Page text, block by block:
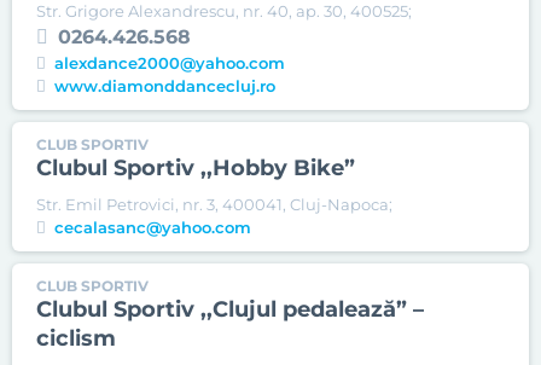
Str. Grigore Alexandrescu, nr. 40, ap. 30, 400525;
0264.426.568
alexdance2000@yahoo.com
www.diamonddancecluj.ro
CLUB SPORTIV
Clubul Sportiv ,,Hobby Bike”
Str. Emil Petrovici, nr. 3, 400041, Cluj-Napoca;
cecalasanc@yahoo.com
CLUB SPORTIV
Clubul Sportiv ,,Clujul pedalează” –
ciclism